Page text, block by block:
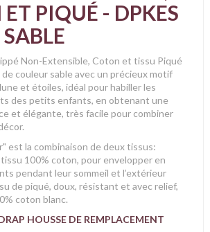
PIQUÉ - DPKES
Non-Extensible, Coton et tissu Piqué
de couleur sable avec un précieux motif
et étoiles, idéal pour habiller les
des petits enfants, en obtenant une
et élégante, très facile pour combiner
est la combinaison de deux tissus:
100% coton, pour envelopper en
pendant leur sommeil et l’extérieur
de piqué, doux, résistant et avec relief,
coton blanc.
HOUSSE DE REMPLACEMENT